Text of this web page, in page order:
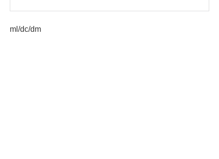
ml/dc/dm